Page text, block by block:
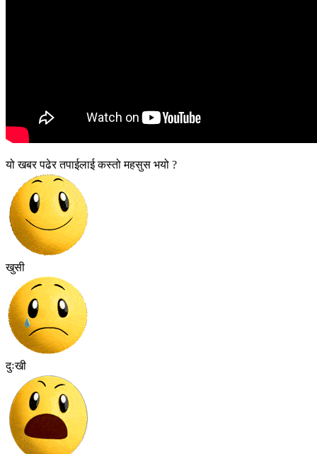
यो खबर पढेर तपाईलाई कस्तो महसुस भयो ?
खुसी
दुःखी